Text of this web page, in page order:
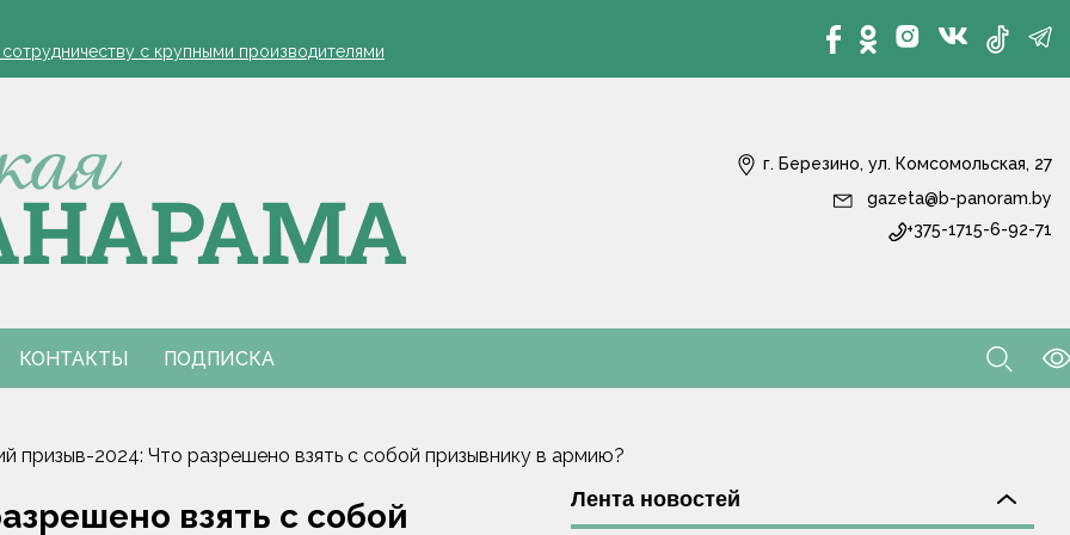
защита яблонь
с крупными производителями
я борюсь за деревню
обозначил слабые места в работе автолавок
на селе: "Просрочка и тухлятина!"
защита яблонь
с крупными производителями
я борюсь за деревню
обозначил слабые места в работе автолавок
на селе: "Просрочка и тухлятина!"
г. Березино, ул. Комсомольская, 27
gazeta@b-panoram.by
+375-1715-6-92-71
КОНТАКТЫ ПОДПИСКА
призыв-2024: Что разрешено взять с собой призывнику в армию?
взять с собой
Лента новостей